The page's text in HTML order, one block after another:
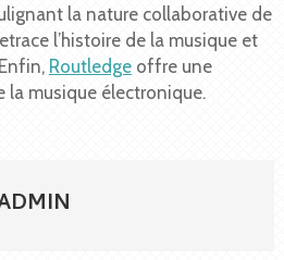
la nature collaborative de
l’histoire de la musique et
Routledgeoffre une
la musique électronique.